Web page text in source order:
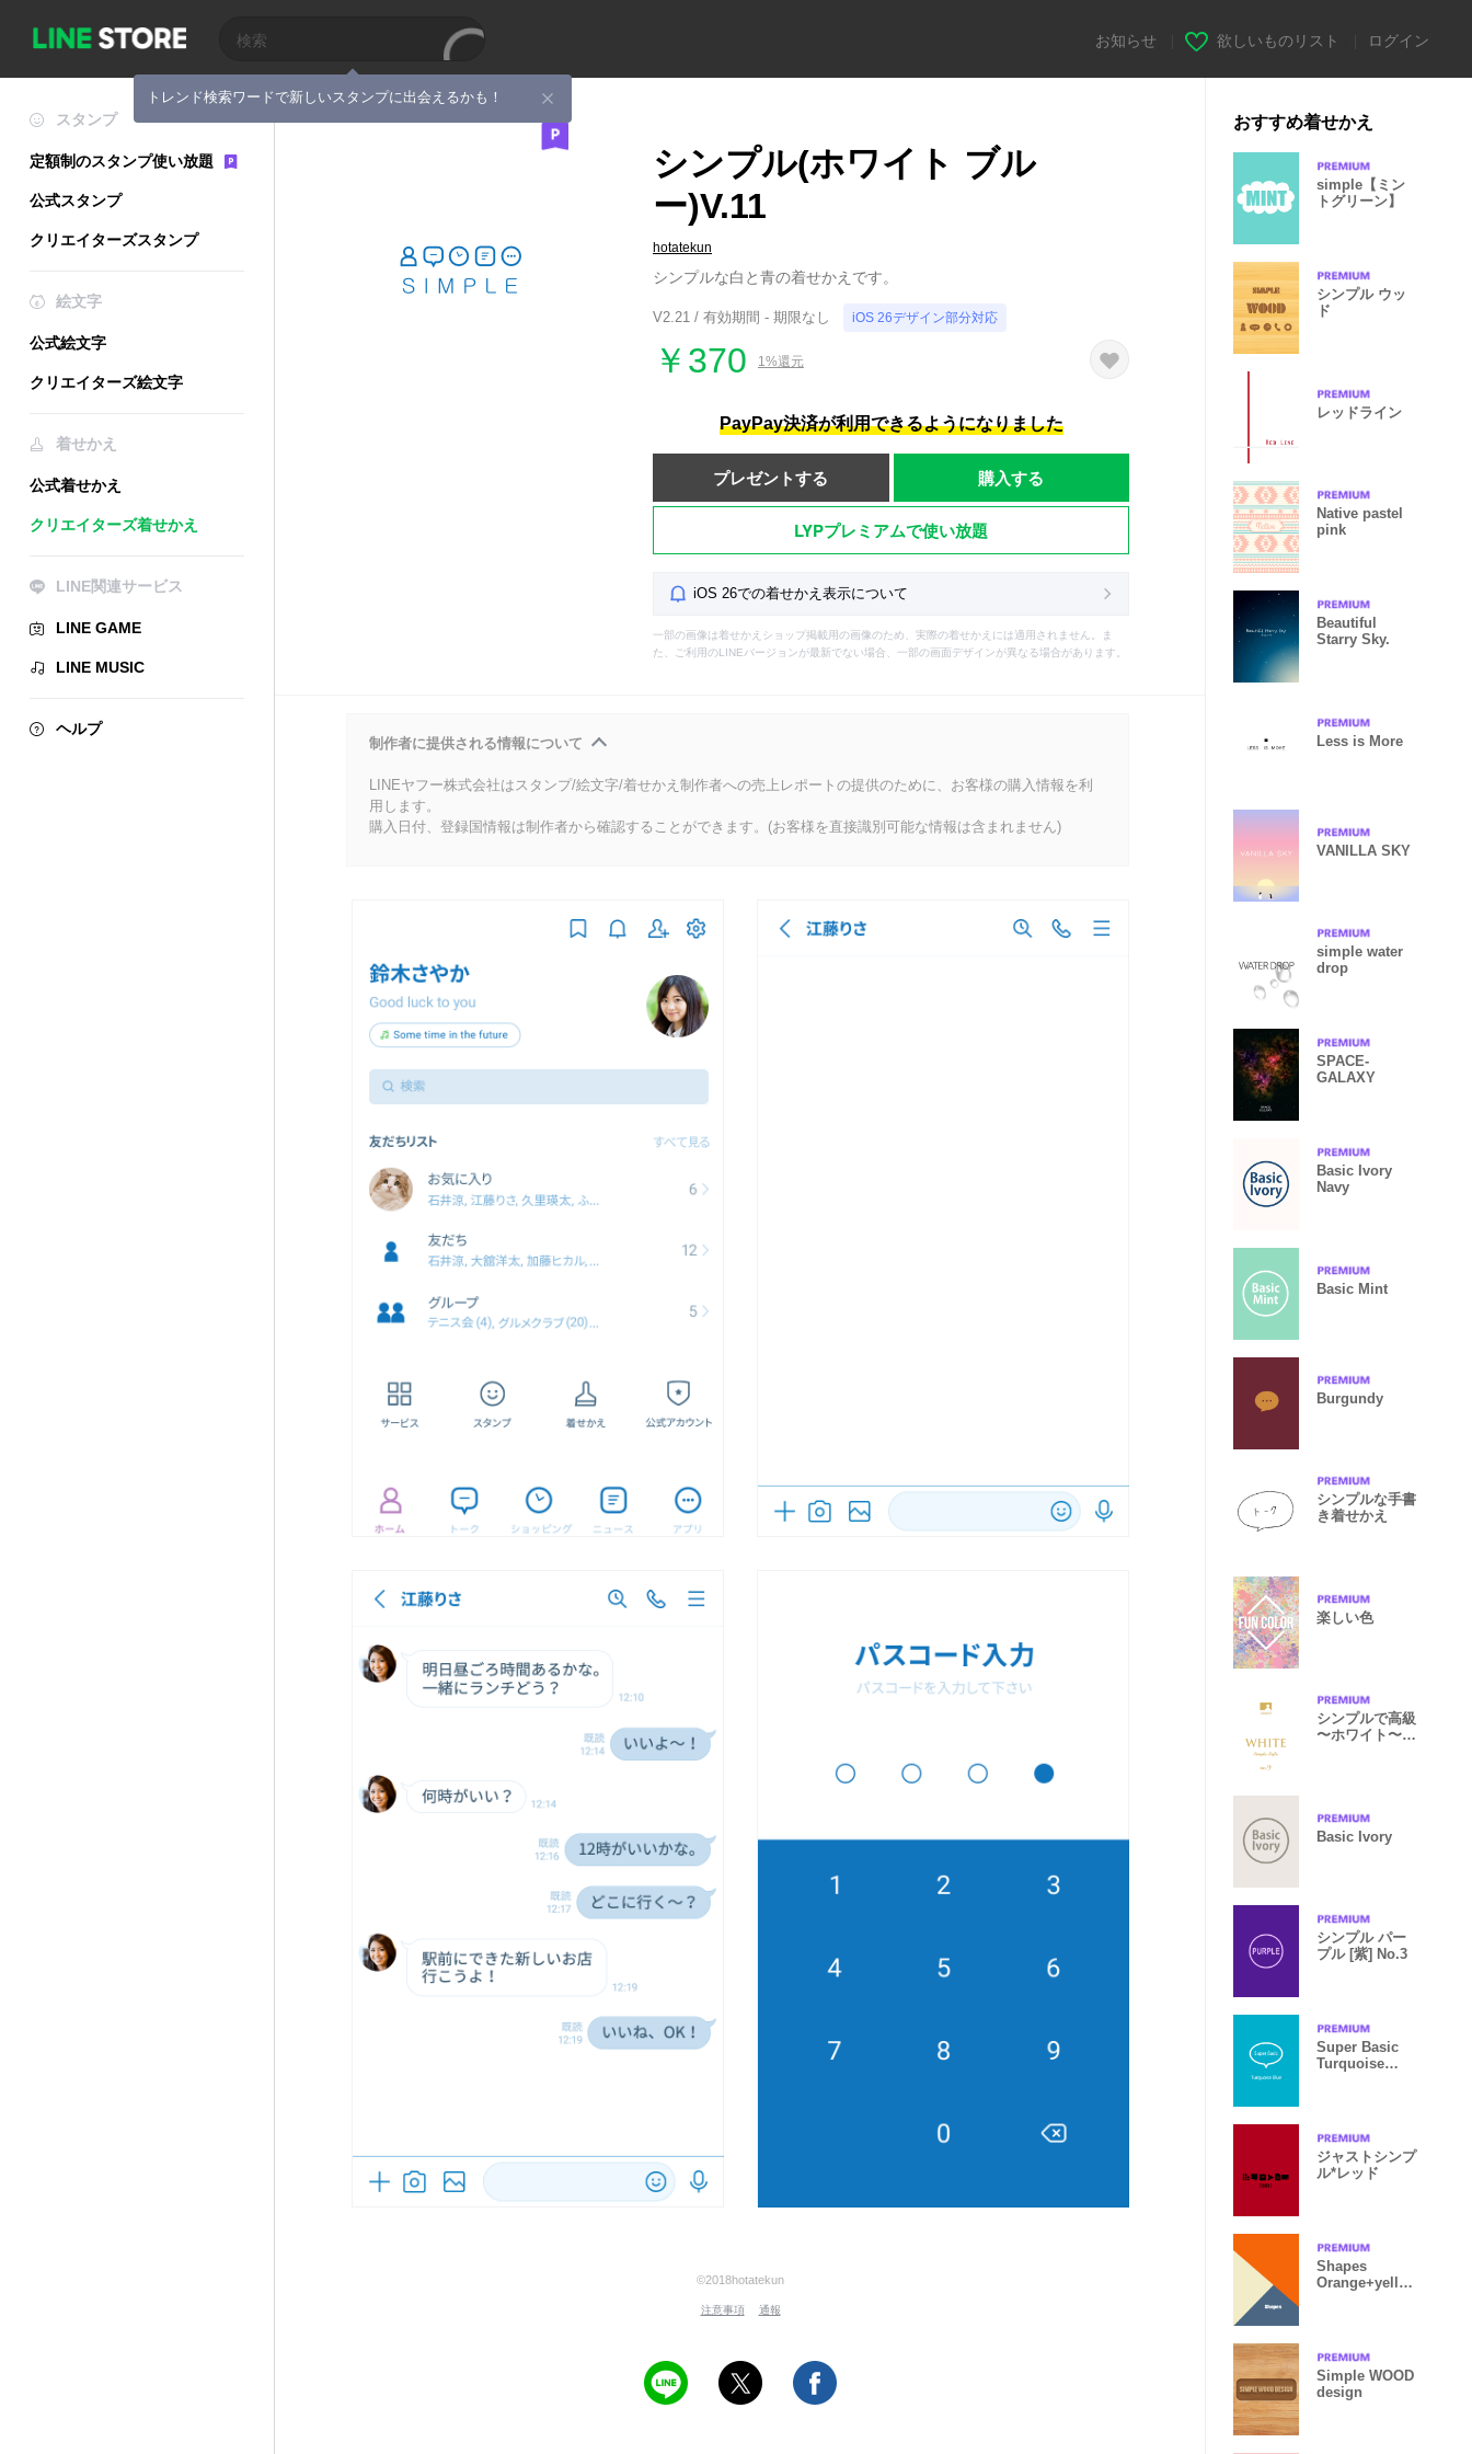
トレンド検索ワードで新しいスタンプに出会えるかも！
お知らせ 欲しいものリスト ログイン
スタンプ
定額制のスタンプ使い放題
公式スタンプ
クリエイターズスタンプ
絵文字
公式絵文字
クリエイターズ絵文字
着せかえ
公式着せかえ
クリエイターズ着せかえ
LINE関連サービス
LINE GAME
LINE MUSIC
ヘルプ
シンプル(ホワイト ブル
ー)V.11
hotatekun
シンプルな白と青の着せかえです。
V2.21 / 有効期間 - 期限なし iOS 26デザイン部分対応
￥370 1%還元
PayPay決済が利用できるようになりました
プレゼントする 購入する
LYPプレミアムで使い放題
iOS 26での着せかえ表示について
一部の画像は着せかえショップ掲載用の画像のため、実際の着せかえには適用されません。ま
た、ご利用のLINEバージョンが最新でない場合、一部の画面デザインが異なる場合があります。
制作者に提供される情報について
LINEヤフー株式会社はスタンプ/絵文字/着せかえ制作者への売上レポートの提供のために、お客様の購入情報を利
用します。
購入日付、登録国情報は制作者から確認することができます。(お客様を直接識別可能な情報は含まれません)
©2018hotatekun
注意事項 通報
おすすめ着せかえ
simple【ミン
トグリーン】
シンプル ウッ
ド
レッドライン
Native pastel
pink
Beautiful
Starry Sky.
Less is More
VANILLA SKY
simple water
drop
SPACE-
GALAXY
Basic Ivory
Navy
Basic Mint
Burgundy
シンプルな手書
き着せかえ
楽しい色
シンプルで高級
〜ホワイト〜
Basic Ivory
シンプル パー
プル [紫] No.3
Super Basic
Turquoise
ジャストシンプ
ル*レッド
Shapes
Orange+yello
Simple WOOD
design